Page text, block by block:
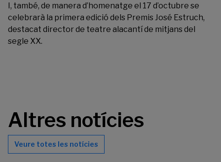
I, també, de manera d’homenatge el 17 d’octubre se
celebrarà la primera edició dels Premis José Estruch,
destacat director de teatre alacantí de mitjans del
segle XX.
Altres notícies
Veure totes les notícies